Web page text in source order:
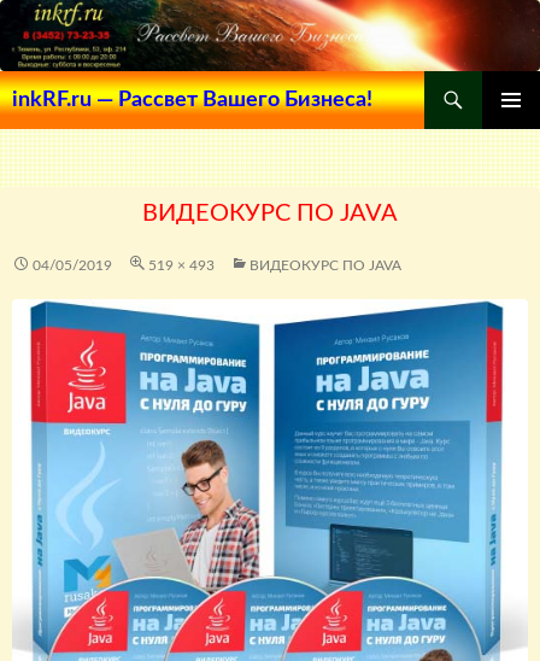
inkRF.ru — Рассвет Вашего Бизнеса!
Поиск
МЕНЮ
К
СОДЕРЖИМОМУ
ВИДЕОКУРС ПО JAVA
04/05/2019 519 × 493 ВИДЕОКУРС ПО JAVA